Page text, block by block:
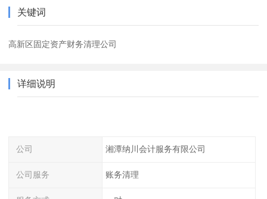
关键词
高新区固定资产财务清理公司
详细说明
公司 湘潭纳川会计服务有限公司
公司服务 账务清理